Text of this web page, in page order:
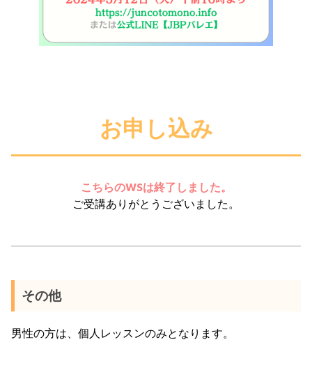
お申し込み
こちらのWSは終了しました。
ご受講ありがとうございました。
その他
男性の方は、個人レッスンのみとなります。